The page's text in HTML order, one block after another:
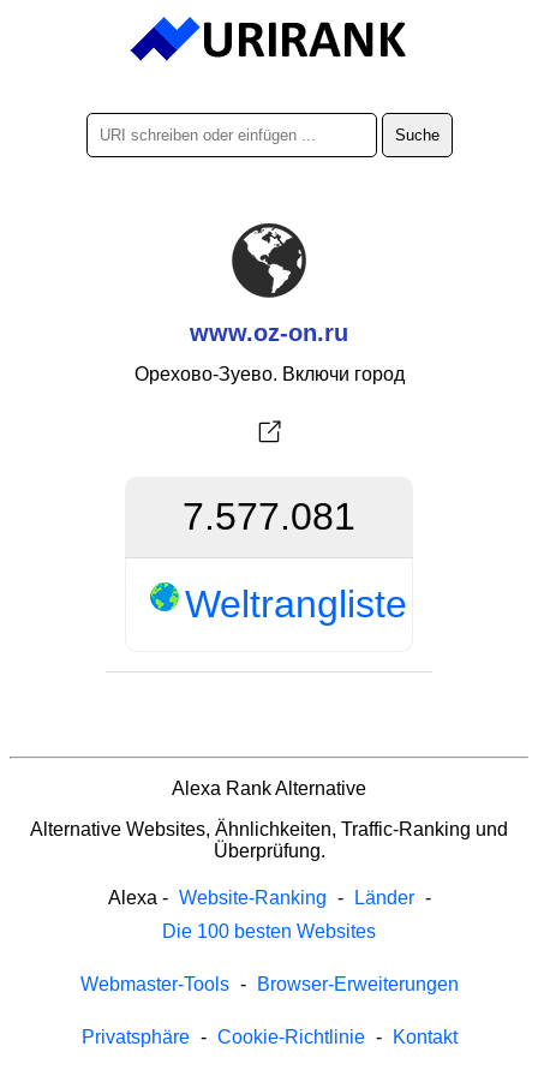
www.oz-on.ru
Орехово-Зуево. Включи город
7.577.081
Weltrangliste
Alexa Rank Alternative
Alternative Websites, Ähnlichkeiten, Traffic-Ranking und
Überprüfung.
Alexa - Website-Ranking - Länder -
Die 100 besten Websites
Webmaster-Tools - Browser-Erweiterungen
Privatsphäre - Cookie-Richtlinie - Kontakt